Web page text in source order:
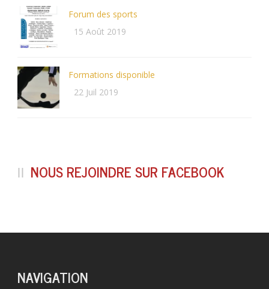
Forum des sports
15 Août 2019
Formations disponible
22 Juil 2019
NOUS REJOINDRE SUR FACEBOOK
NAVIGATION